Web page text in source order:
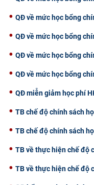
QĐ về mức học bổng
QĐ về mức học bổng
QĐ về mức học bổng
QĐ về mức học bổng
QĐ miễn giảm học phí
TB chế độ chính sách
TB chế độ chính sách
TB về thực hiện chế độ
TB về thực hiện chế độ